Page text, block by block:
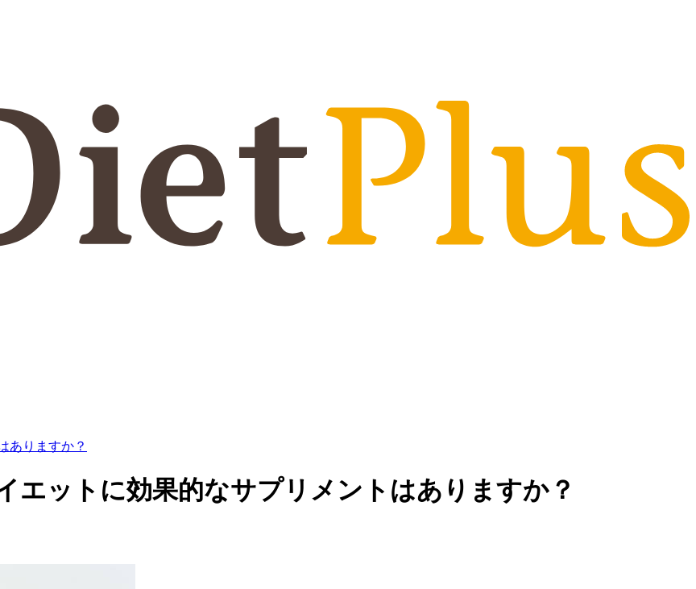
ありますか？
エットに効果的なサプリメントはありますか？